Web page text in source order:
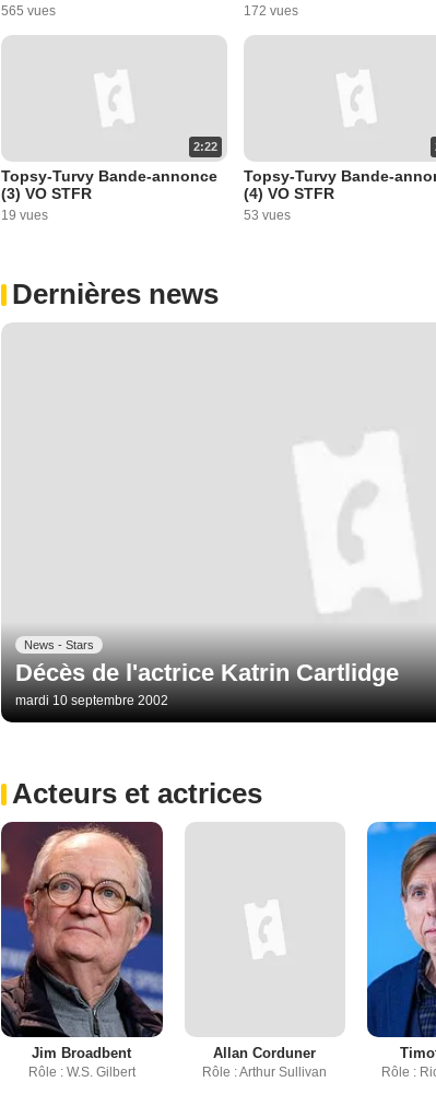
565 vues 172 vues
2:22
Topsy-Turvy Bande-annonce
(3) VO STFR
19 vues
Topsy-Turvy Bande-
(4) VO STFR
53 vues
Dernières news
News - Stars
Décès de l'actrice Katrin Cartlidge
mardi 10 septembre 2002
Acteurs et actrices
Jim Broadbent
Rôle : W.S. Gilbert
Allan Corduner
Rôle : Arthur Sullivan Rôle :